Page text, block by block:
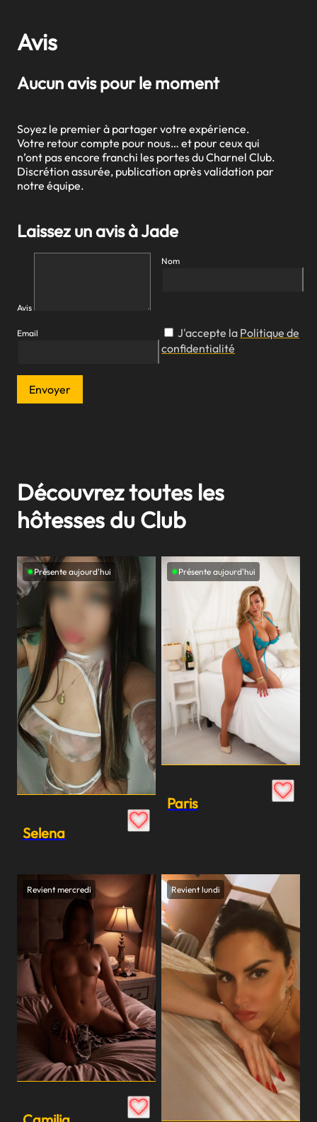
Avis
Aucun avis pour le moment
Soyez le premier à partager votre expérience.
Votre retour compte pour nous… et pour ceux qui
n’ont pas encore franchi les portes du Charnel Club.
Discrétion assurée, publication après validation par
notre équipe.
Laissez un avis à Jade
Avis
Nom
Email J'accepte la Politique de
confidentialité
Envoyer
Découvrez toutes les
hôtesses du Club
Présente aujourd'hui
Selena
Présente aujourd'hui
Paris
Revient mercredi Revient lundi